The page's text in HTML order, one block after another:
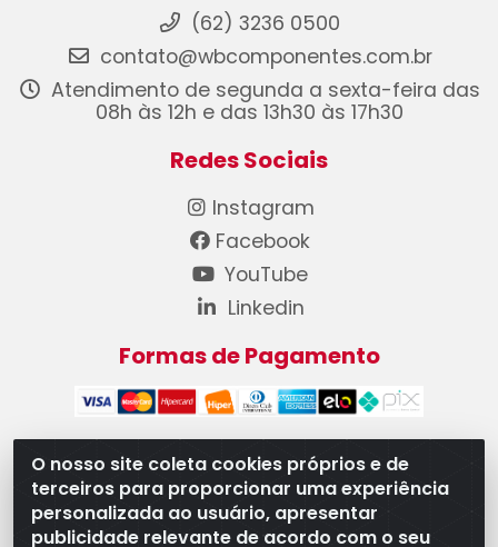
O nosso site coleta cookies próprios e de
terceiros para proporcionar uma experiência
personalizada ao usuário, apresentar
publicidade relevante de acordo com o seu
(62) 3236 0500
contato@wbcomponentes.com.br
Atendimento de segunda a sexta-feira das
08h às 12h e das 13h30 às 17h30
Redes Sociais
Instagram
Facebook
YouTube
Linkedin
Formas de Pagamento
WB Componentes Automotivos LTDA - CNPJ
08.528.393/0001-12 - Rua do Níquel, 667 - Parque
Oeste Industrial, Goiânia/GO - CEP 74375-660